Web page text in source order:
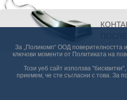
За „Поликомп“ ООД поверителността
ключови моменти от Политиката на
Този уеб сайт използва
приемем, че сте съгласни с това. За